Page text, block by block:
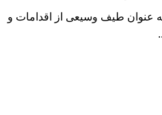
عنوان طیف وسیعی از اقدامات و